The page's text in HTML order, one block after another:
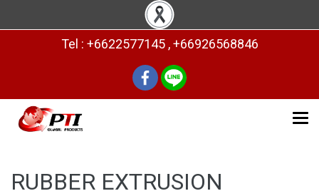
Tel : +6622577145 , +66926568846
RUBBER EXTRUSION